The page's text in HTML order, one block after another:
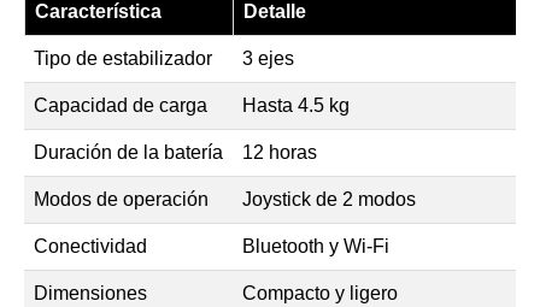
Característica Detalle
Tipo de estabilizador 3 ejes
Capacidad de carga Hasta 4.5 kg
Duración de la batería 12 horas
Modos de operación Joystick de 2 modos
Conectividad Bluetooth y Wi-Fi
Dimensiones Compacto y ligero